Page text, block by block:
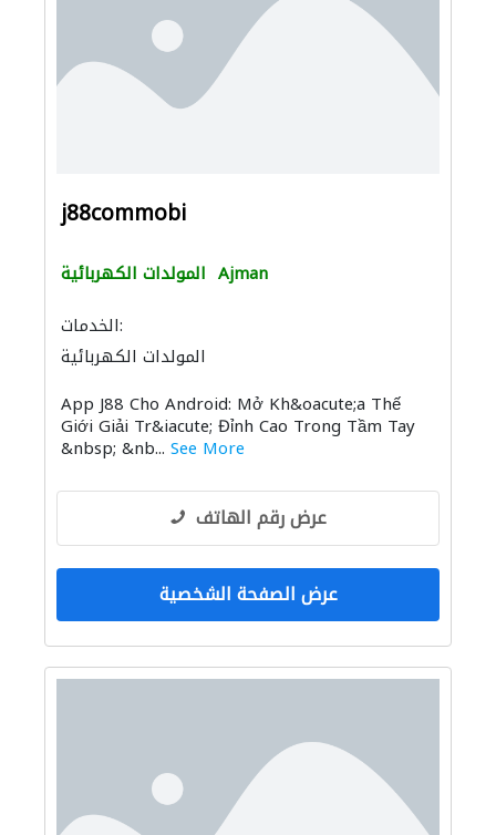
j88commobi
المولدات الكهربائية Ajman
الخدمات:
المولدات الكهربائية
App J88 Cho Android: Mở Kh&oacute;a Thế
Giới Giải Tr&iacute; Đỉnh Cao Trong Tầm Tay
&nbsp; &nb... See More
عرض رقم الهاتف
عرض الصفحة الشخصية